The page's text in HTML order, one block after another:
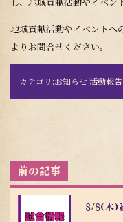
地域貢献活動やイベントへ
よりお問合せください。
カテゴリ:お知らせ 活動報
投
稿
ナ
ゲ
8/8(木)